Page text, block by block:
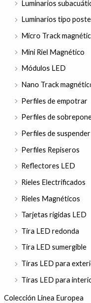
Luminarios
Luminarios tipo poste
Micro Track
Mini Riel Magnético
Módulos LED
Nano Track
Perfiles de empotrar
Perfiles de
Perfiles de suspender
Perfiles Repiseros
Reflectores LED
Rieles Electrificados
Rieles Magnéticos
Tarjetas rígidas LED
Tira LED redonda
Tira LED sumergible
Tiras LED para
Tiras LED para
Colección Linea Europea